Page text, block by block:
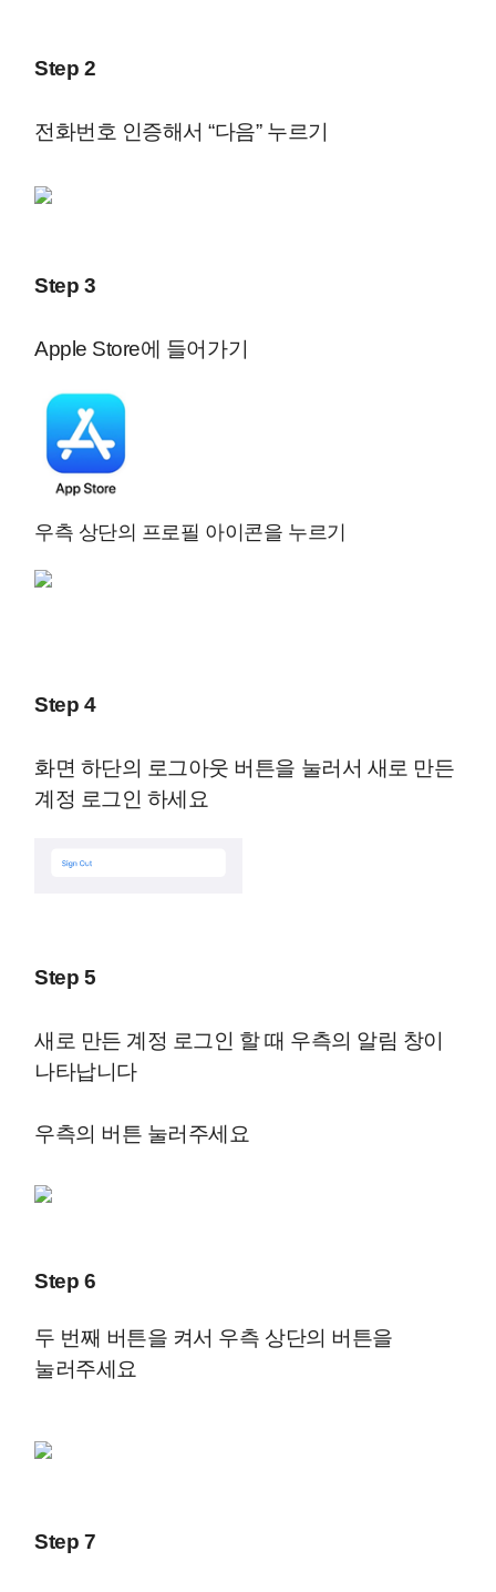
Step 2
전화번호 인증해서 “다음” 누르기
Step 3
Apple Store에 들어가기
우측 상단의 프로필 아이콘을 누르기
Step 4
화면 하단의 로그아웃 버튼을 눌러서 새로 만든
계정 로그인 하세요
Step 5
새로 만든 계정 로그인 할 때 우측의 알림 창이
나타납니다
우측의 버튼 눌러주세요
Step 6
두 번째 버튼을 켜서 우측 상단의 버튼을
눌러주세요
Step 7